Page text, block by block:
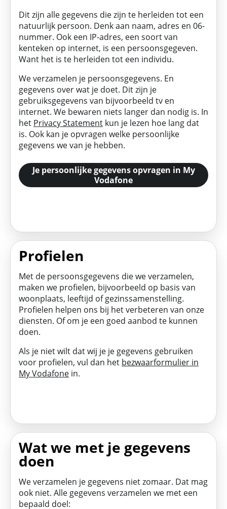
Dit zijn alle gegevens die zijn te herleiden tot een
natuurlijk persoon. Denk aan naam, adres en 06-
nummer. Ook een IP-adres, een soort van
kenteken op internet, is een persoonsgegeven.
Want het is te herleiden tot een individu.
We verzamelen je persoonsgegevens. En
gegevens over wat je doet. Dit zijn je
gebruiksgegevens van bijvoorbeeld tv en
internet. We bewaren niets langer dan nodig is. In
het Privacy Statement kun je lezen hoe lang dat
is. Ook kan je opvragen welke persoonlijke
gegevens we van je hebben.
Je persoonlijke gegevens opvragen in My
Vodafone
Profielen
Met de persoonsgegevens die we verzamelen,
maken we profielen, bijvoorbeeld op basis van
woonplaats, leeftijd of gezinssamenstelling.
Profielen helpen ons bij het verbeteren van onze
diensten. Of om je een goed aanbod te kunnen
doen.
Als je niet wilt dat wij je je gegevens gebruiken
voor profielen, vul dan het bezwaarformulier in
My Vodafone in.
Wat we met je gegevens
doen
We verzamelen je gegevens niet zomaar. Dat mag
ook niet. Alle gegevens verzamelen we met een
bepaald doel: